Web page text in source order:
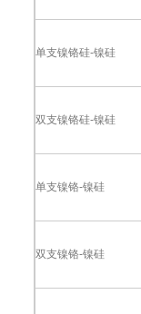
单支镍铬硅-镍硅
双支镍铬硅-镍硅
单支镍铬-镍硅
双支镍铬-镍硅